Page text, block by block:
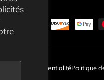
de confidentialitéPolitique